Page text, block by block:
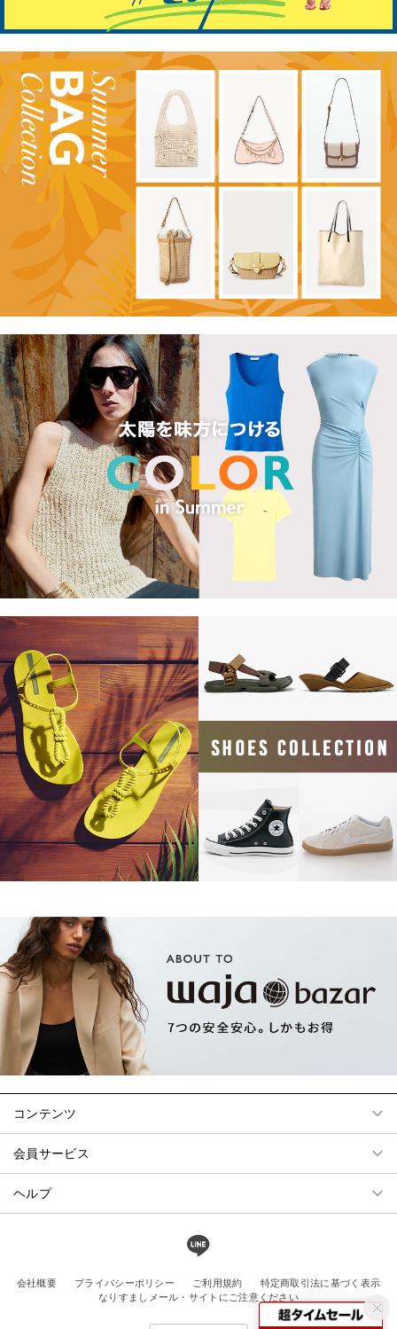
コンテンツ
会員サービス
ヘルプ
会社概要 プライバシーポリシー ご利用規約
特定商取引法に基づく表示
なりすましメール・サイトにご注意ください